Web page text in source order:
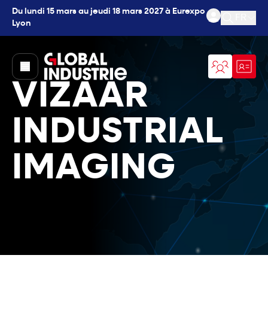
Du lundi 15 mars au jeudi 18 mars 2027 à Eurexpo
Lyon
Ouvrir
page.home
VIZAAR
INDUSTRIAL
IMAGING